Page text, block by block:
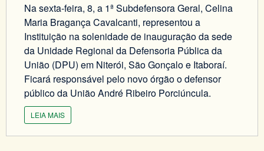
Na sexta-feira, 8, a 1ª Subdefensora Geral, Celina
Maria Bragança Cavalcanti, representou a
Instituição na solenidade de inauguração da sede
da Unidade Regional da Defensoria Pública da
União (DPU) em Niterói, São Gonçalo e Itaboraí.
Ficará responsável pelo novo órgão o defensor
público da União André Ribeiro Porciúncula.
LEIA MAIS